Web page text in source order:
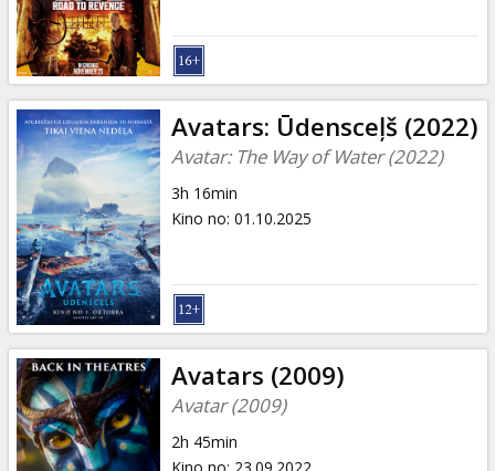
Avatars: Ūdensceļš (2022)
Avatar: The Way of Water (2022)
3h 16min
Kino no: 01.10.2025
Avatars (2009)
Avatar (2009)
2h 45min
Kino no: 23.09.2022